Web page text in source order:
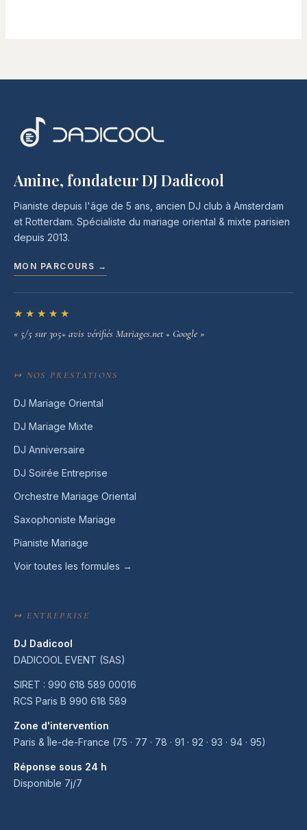
Amine, fondateur DJ Dadicool
Pianiste depuis l'âge de 5 ans, ancien DJ club à Amsterdam
et Rotterdam. Spécialiste du mariage oriental & mixte parisien
depuis 2013.
MON PARCOURS →
★★★★★
« 5/5 sur 305+ avis vérifiés Mariages.net + Google »
↦ NOS PRESTATIONS
DJ Mariage Oriental
DJ Mariage Mixte
DJ Anniversaire
DJ Soirée Entreprise
Orchestre Mariage Oriental
Saxophoniste Mariage
Pianiste Mariage
Voir toutes les formules →
↦ ENTREPRISE
DJ Dadicool
DADICOOL EVENT (SAS)
SIRET : 990 618 589 00016
RCS Paris B 990 618 589
Zone d'intervention
Paris & Île-de-France (75 · 77 · 78 · 91 · 92 · 93 · 94 · 95)
Réponse sous 24 h
Disponible 7j/7